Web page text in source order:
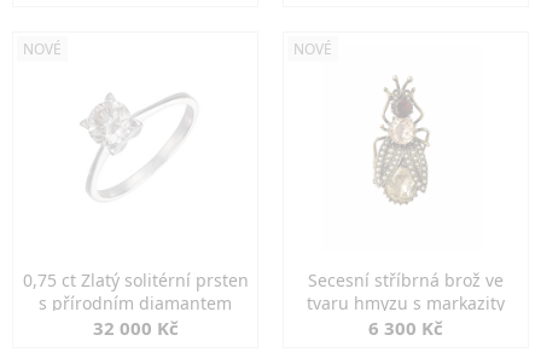
NOVÉ
0,75 ct Zlatý solitérní prsten
s přírodním diamantem
32 000 Kč
NOVÉ
Secesní stříbrná brož ve
tvaru hmyzu s markazity
6 300 Kč